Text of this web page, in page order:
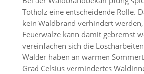
Totholz eine entscheidende Rolle.
kein Waldbrand verhindert
Feuerwalze kann damit gebremst
vereinfachen sich die
Wälder haben an warmen
Grad Celsius vermindertes